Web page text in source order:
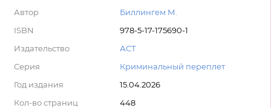
Автор
Биллингем М.
ISBN
978-5-17-175690-1
Издательство
АСТ
Серия
Криминальный переплет
Год издания
15.04.2026
Кол-во страниц
448